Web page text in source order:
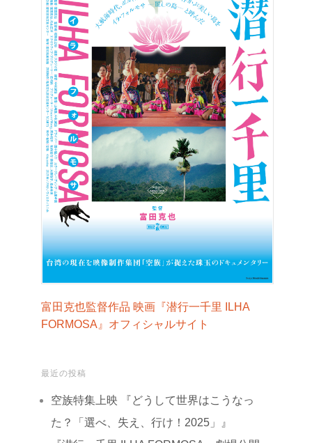
富田克也監督作品 映画『潜行一千里 ILHA
FORMOSA』オフィシャルサイト
最近の投稿
空族特集上映 『どうして世界はこうなっ
た？「選べ、失え、行け！2025」』